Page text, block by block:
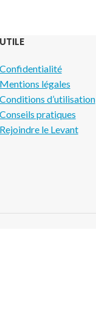
UTILE
Confidentialité
Mentions légales
Conditions d’utilisation
Conseils pratiques
Rejoindre le Levant